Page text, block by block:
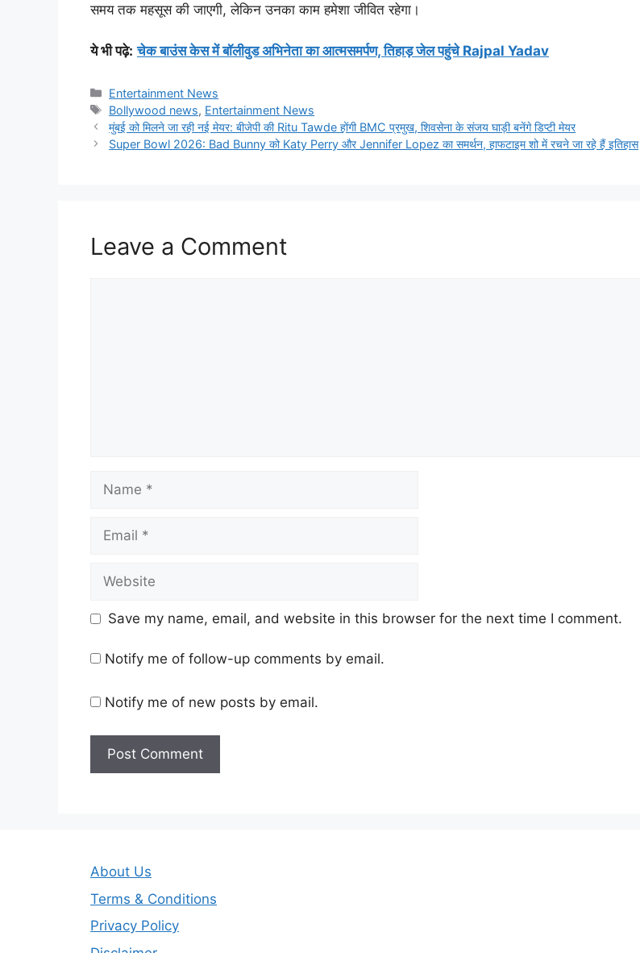
समय तक महसूस की जाएगी, लेकिन उनका काम हमेशा जीवित रहेगा।
ये भी पढ़े: चेक बाउंस केस में बॉलीवुड अभिनेता का आत्मसमर्पण, तिहाड़ जेल पहुंचे Rajpal Yadav
Categories
Entertainment News
Tags
Bollywood news, Entertainment News
मुंबई को मिलने जा रही नई मेयर: बीजेपी की Ritu Tawde होंगी BMC प्रमुख, शिवसेना के संजय घाड़ी बनेंगे डिप्टी मेयर
Super Bowl 2026: Bad Bunny को Katy Perry और Jennifer Lopez का समर्थन, हाफटाइम शो में रचने जा रहे हैं इतिहास
Leave a Comment
Save my name, email, and website in this browser for the next time I comment.
Notify me of follow-up comments by email.
Notify me of new posts by email.
About Us
Terms & Conditions
Privacy Policy